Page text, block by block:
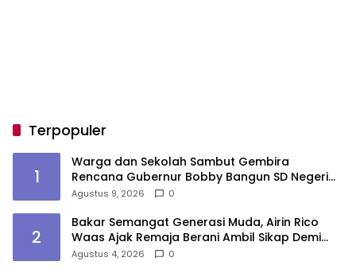
Terpopuler
1
Warga dan Sekolah Sambut Gembira
Rencana Gubernur Bobby Bangun SD Negeri
Lasara di Nias Utara
Agustus 9, 2026 0
2
Bakar Semangat Generasi Muda, Airin Rico
Waas Ajak Remaja Berani Ambil Sikap Demi
Masa Depan
Agustus 4, 2026 0